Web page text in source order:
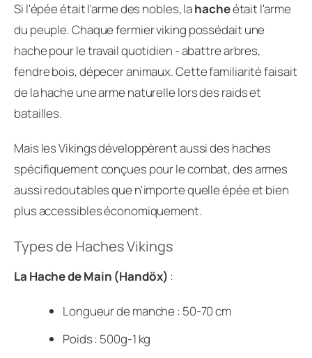
Si l'épée était l'arme des nobles, lahacheétait l'arme
du peuple. Chaque fermier viking possédait une
hache pour le travail quotidien - abattre arbres,
fendre bois, dépecer animaux. Cette familiarité faisait
de la hache une arme naturelle lors des raids et
batailles.
Mais les Vikings développèrent aussi des haches
spécifiquement conçues pour le combat, des armes
aussi redoutables que n'importe quelle épée et bien
plus accessibles économiquement.
Types de Haches Vikings
La Hache de Main (Handöx) :
Longueur de manche : 50-70 cm
Poids : 500g-1 kg